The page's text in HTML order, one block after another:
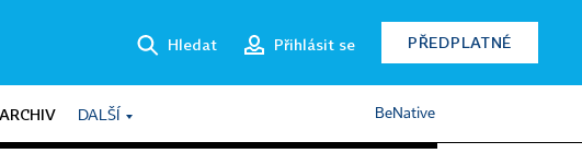
Hledat Přihlásit se PŘEDPLATNÉ
ARCHIV DALŠÍ BeNative